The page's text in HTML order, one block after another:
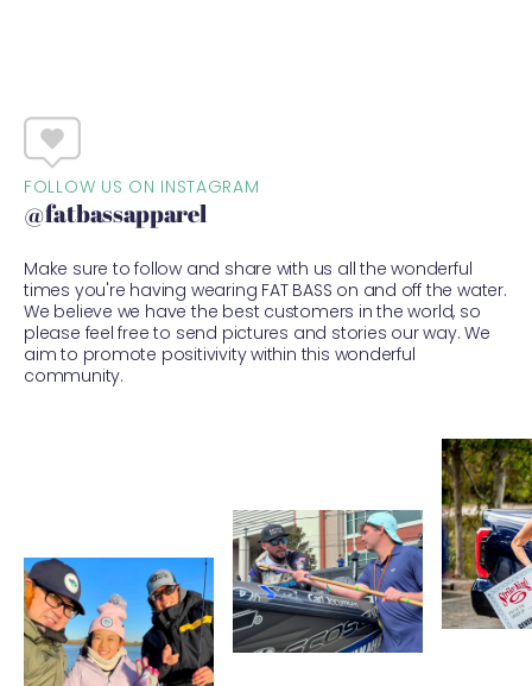
FOLLOW US ON INSTAGRAM
@fatbassapparel
Make sure to follow and share with us all the wonderful
times you're having wearing FAT BASS on and off the water.
We believe we have the best customers in the world, so
please feel free to send pictures and stories our way. We
aim to promote positivivity within this wonderful
community.